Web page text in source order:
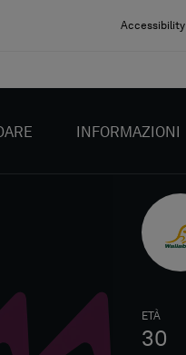
Accessibility
INFORMAZIONI
ETÀ
30